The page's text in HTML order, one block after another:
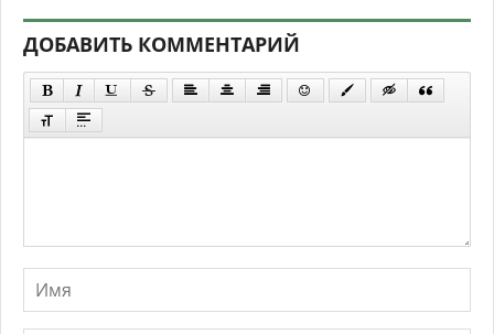
ДОБАВИТЬ КОММЕНТАРИЙ